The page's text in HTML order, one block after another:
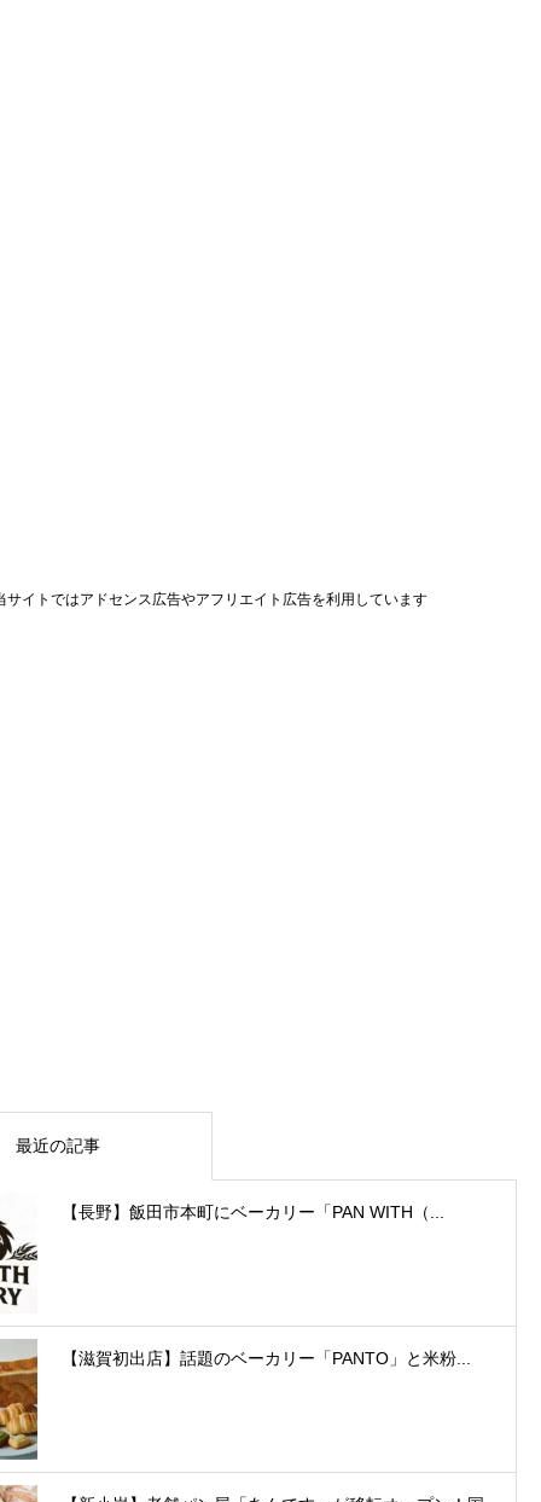
サイトではアドセンス広告やアフリエイト広告を利用しています
最近の記事
【長野】飯田市本町にベーカリー「PAN WITH（...
【滋賀初出店】話題のベーカリー「PANTO」と米粉...